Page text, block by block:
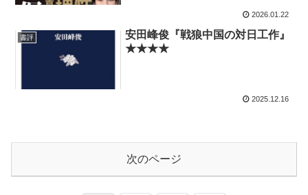
2026.01.22
書評
安田峰俊『戦狼中国の対日工作』
★★★★
2025.12.16
次のページ